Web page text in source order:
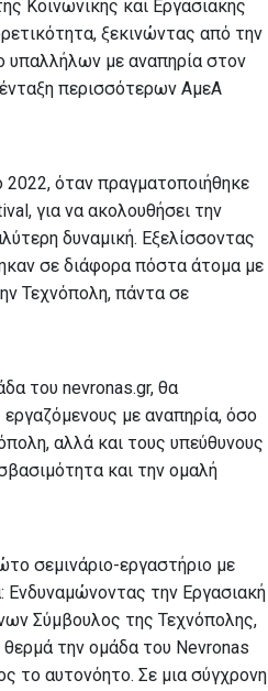
Κοινωνικής και Εργασιακής
ξεκινώντας από την
υπαλλήλων με αναπηρία στον
περισσότερων ΑμεΑ
2022, όταν πραγματοποιήθηκε
για να ακολουθήσει την
δυναμική. Εξελίσσοντας
σε διάφορα πόστα άτομα με
Τεχνόπολη, πάντα σε
του nevronas.gr, θα
εργαζόμενους με αναπηρία, όσο
αλλά και τους υπεύθυνους
και την ομαλή
σεμινάριο-εργαστήριο με
Ενδυναμώνοντας την Εργασιακή
Σύμβουλος της Τεχνόπολης,
την ομάδα του Nevronas
το αυτονόητο. Σε μια σύγχρονη